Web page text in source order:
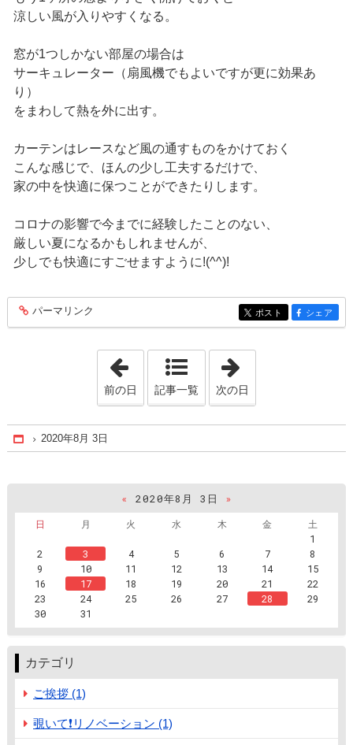
涼しい風が入りやすくなる。
窓が1つしかない部屋の場合は
サーキュレーター（扇風機でもよいですが更に効果あ
り）
をまわして熱を外に出す。
カーテンはレースなど風の通すものをかけておく
こんな感じで、ほんの少し工夫するだけで、
家の中を快適に保つことができたりします。
コロナの影響で今までに経験したことのない、
厳しい夏になるかもしれませんが、
少しでも快適にすごせますように!(^^)!
entry352
パーマリンク entry352
ポスト entry352
シェア
「2020年7月21日」
前の日 記事一覧 次の日
Home
2020年8月 3日
« 2020年8月 3日
»
日
月 火 水 木 金
土
1
2
3 4 5 6 7
8
9
10 11 12 13 14
15
16
17 18 19 20 21
22
23
24 25 26 27 28
29
30
31
カテゴリ
ご挨拶 (1)
覗いて❗️リノベーション (1)